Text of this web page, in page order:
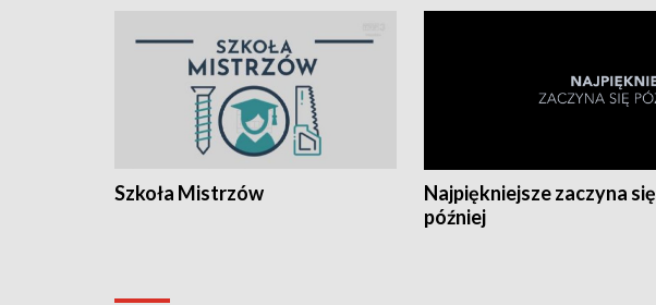
Szkoła Mistrzów
Najpiękniejsze zaczyna się
później